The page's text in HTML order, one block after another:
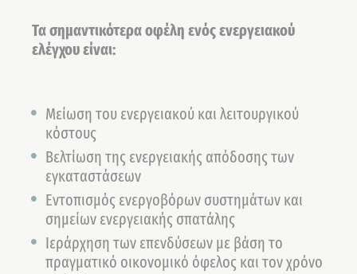
Τα σημαντικότερα οφέλη ενός ενεργειακού
ελέγχου είναι:
Μείωση του ενεργειακού και λειτουργικού
κόστους
Βελτίωση της ενεργειακής απόδοσης των
εγκαταστάσεων
Εντοπισμός ενεργοβόρων συστημάτων και
σημείων ενεργειακής σπατάλης
Ιεράρχηση των επενδύσεων με βάση το
πραγματικό οικονομικό όφελος και τον χρόνο